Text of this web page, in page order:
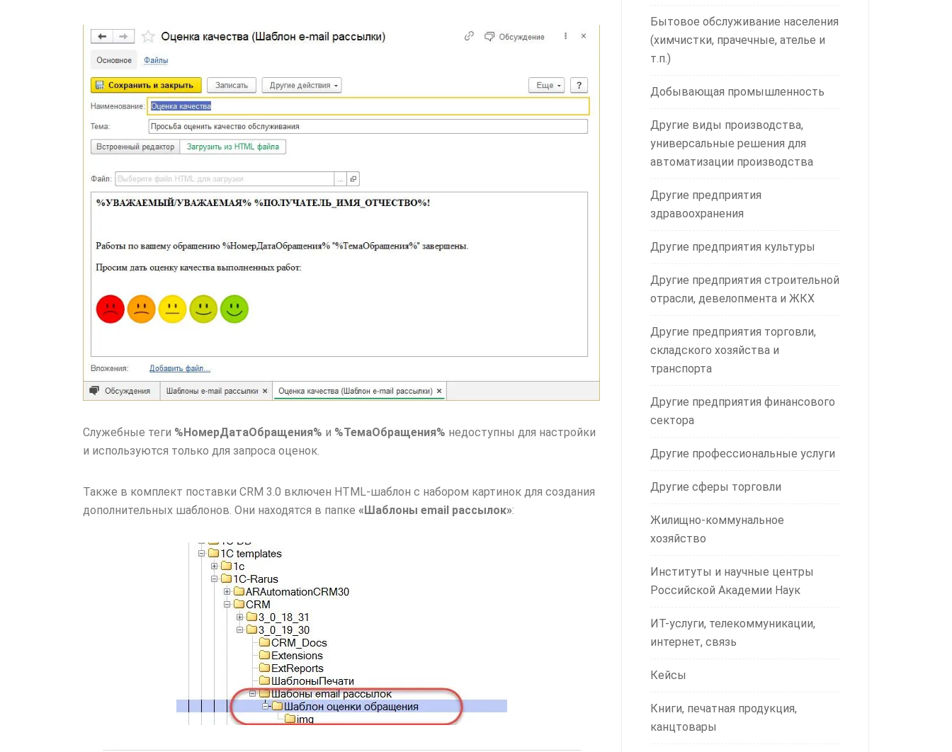
Служебные теги %НомерДатаОбращения% и %ТемаОбращения% недоступны для настройки
и используются только для запроса оценок.
Также в комплект поставки CRM 3.0 включен HTML‑шаблон с набором картинок для создания
дополнительных шаблонов. Они находятся в папке «Шаблоны email рассылок»:
Бытовое обслуживание населения
(химчистки, прачечные, ателье и
т.п.)
Добывающая промышленность
Другие виды производства,
универсальные решения для
автоматизации производства
Другие предприятия
здравоохранения
Другие предприятия культуры
Другие предприятия строительной
отрасли, девелопмента и ЖКХ
Другие предприятия торговли,
складского хозяйства и
транспорта
Другие предприятия финансового
сектора
Другие профессиональные услуги
Другие сферы торговли
Жилищно-коммунальное
хозяйство
Институты и научные центры
Российской Академии Наук
ИТ-услуги, телекоммуникации,
интернет, связь
Кейсы
Книги, печатная продукция,
канцтовары